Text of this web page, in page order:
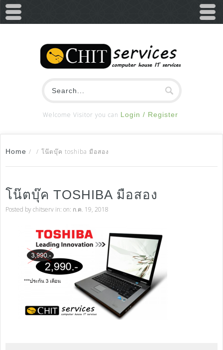
Welcome Visitor you can Login / Register
Home / / โน๊ตบุ๊ค toshiba มือสอง
โน๊ตบุ๊ค TOSHIBA มือสอง
Posted bychitserv in: on: ก.ค. 19, 2018